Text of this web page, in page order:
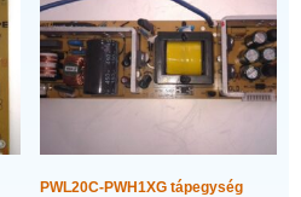
PWL20C-PWH1XG tápegység